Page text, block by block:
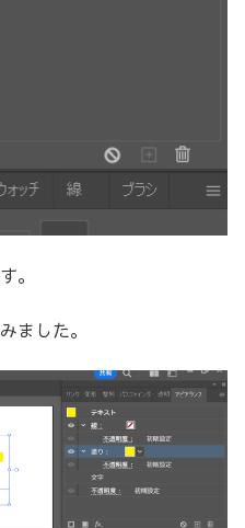
。
ました。